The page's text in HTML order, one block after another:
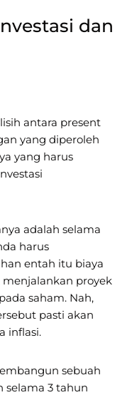
dan
antara present
yang diperoleh
yang harus
adalah selama
harus
entah itu biaya
proyek
saham. Nah,
pasti akan
inflasi.
sebuah
selama 3 tahun